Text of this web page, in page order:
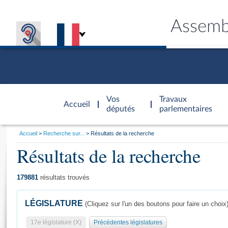
Accueil
d'accueil
Vos
députés
Travaux
parlementaires
Général
Vous
Accueil Recherche sur... Résultats de la recherche
Résultats de la recherche
179881 résultats trouvés
LÉGISLATURE (Cliquez sur l'un des boutons pour faire un choix)
17e législature (X) Précédentes législatures